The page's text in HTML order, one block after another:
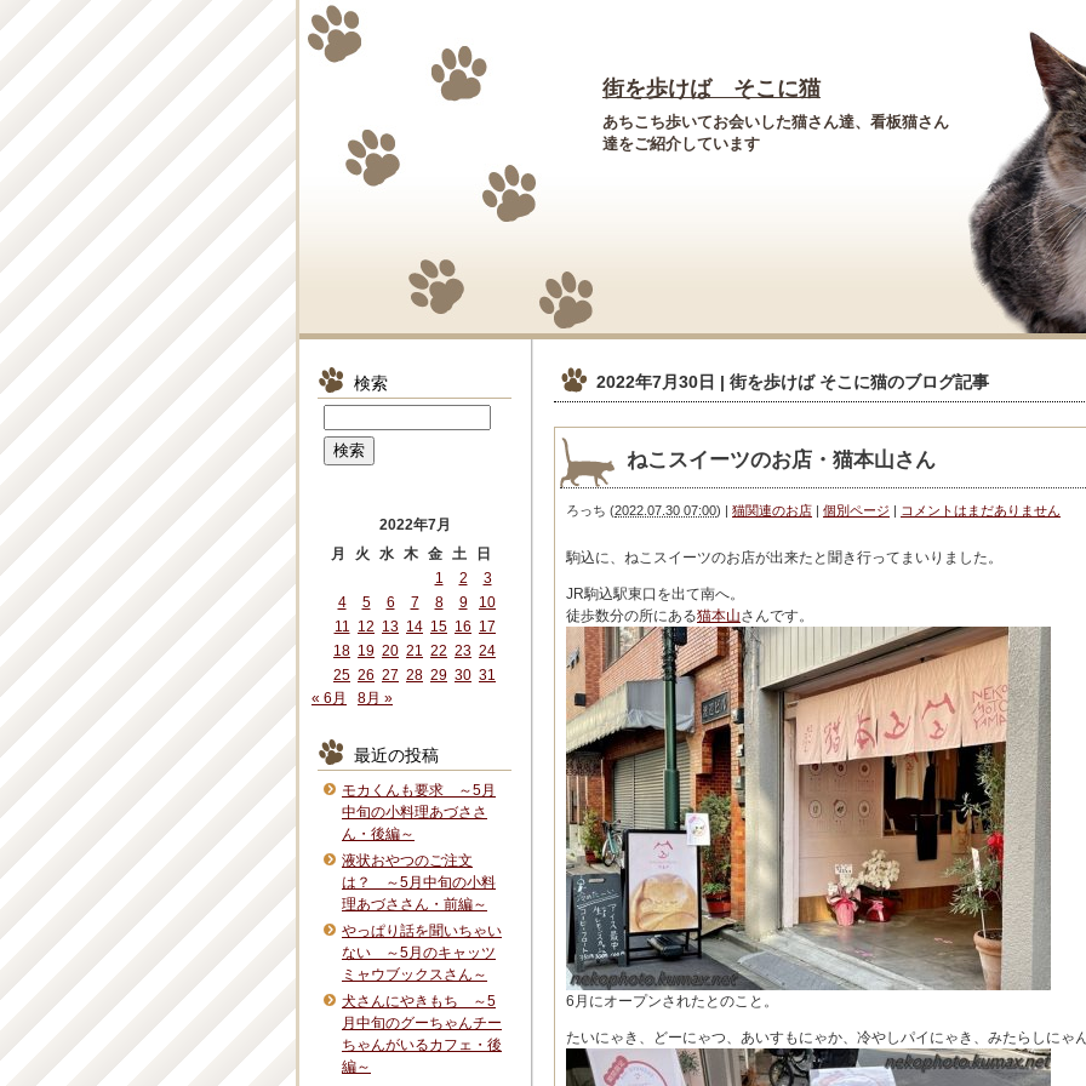
街を歩けば そこに猫
あちこち歩いてお会いした猫さん達、看板猫さん
達をご紹介しています
2022年7月30日 | 街を歩けば そこに猫のブログ記事
ねこスイーツのお店・猫本山さん
ろっち (2022.07.30 07:00) | 猫関連のお店 | 個別ページ | コメントはまだありません
駒込に、ねこスイーツのお店が出来たと聞き行ってまいりました。
JR駒込駅東口を出て南へ。
徒歩数分の所にある猫本山さんです。
6月にオープンされたとのこと。
たいにゃき、どーにゃつ、あいすもにゃか、冷やしパイにゃき、みたらしにゃ
検索
2022年7月
月
火 水 木 金 土
日
1
2
3
4
5 6 7 8 9
10
11 12 13 14 15 16 17
18 19 20 21 22 23 24
25 26 27 28 29 30 31
« 6月
8月 »
最近の投稿
モカくんも要求 ～5月
中旬の小料理あづささ
ん・後編～
液状おやつのご注文
は？ ～5月中旬の小料
理あづささん・前編～
やっぱり話を聞いちゃい
ない ～5月のキャッツ
ミャウブックスさん～
犬さんにやきもち ～5
月中旬のグーちゃんチー
ちゃんがいるカフェ・後
編～